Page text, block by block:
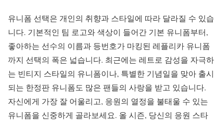
유니폼 선택은 개인의 취향과 스타일에 따라 달라질 수 있습
니다. 기본적인 팀 로고와 색상이 들어간 기본 유니폼부터,
좋아하는 선수의 이름과 등번호가 마킹된 레플리카 유니폼
까지 선택의 폭은 넓습니다. 최근에는 레트로 감성을 자극하
는 빈티지 스타일의 유니폼이나, 특별한 기념일을 맞아 출시
되는 한정판 유니폼도 많은 팬들의 사랑을 받고 있습니다.
자신에게 가장 잘 어울리고, 응원의 열정을 불태울 수 있는
유니폼을 신중하게 골라보세요. 올 시즌, 당신의 응원 스타